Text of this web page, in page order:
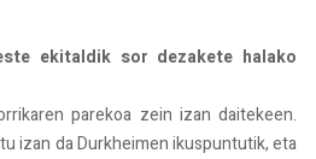
ekitaldik sor dezakete halako
parekoa zein izan daitekeen.
izan da Durkheimen ikuspuntutik, eta